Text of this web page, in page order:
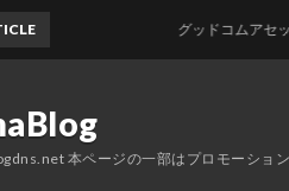
本ページの一部はプロモーショ
グッドコムアセットの